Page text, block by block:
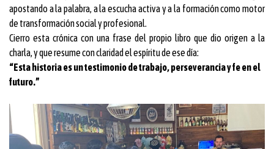
apostando a la palabra, a la escucha activa y a la formación como motor
de transformación social y profesional.
Cierro esta crónica con una frase del propio libro que dio origen a la
charla, y que resume con claridad el espíritu de ese día:
“Esta historia es un testimonio de trabajo, perseverancia y fe en el
futuro.”